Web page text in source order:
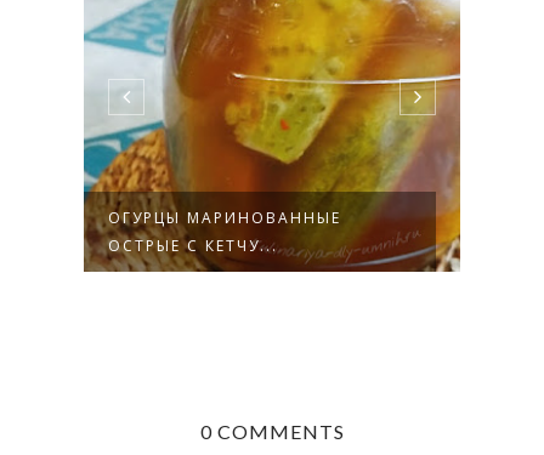
ОГУРЦЫ МАРИНОВАННЫЕ
ОСТРЫЕ С КЕТЧУ...
0 COMMENTS